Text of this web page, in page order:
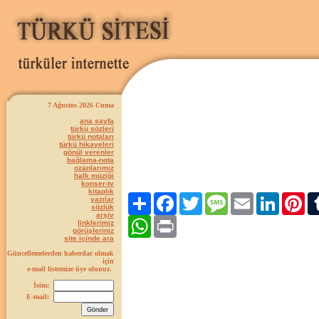
7 Ağustos 2026 Cuma
ana sayfa
türkü sözleri
türkü notaları
türkü hikayeleri
gönül verenler
bağlama-nota
ozanlarımız
halk müziği
konser-tv
kitaplık
yazılar
sözlük
arşiv
linklerimiz
görüşleriniz
site içinde ara
Güncellemelerden haberdar olmak
için
e-mail listemize üye olunuz.
İsim:
E-mail:
Paylaş FacebookTwitter Message Email LinkedIn
WhatsApp